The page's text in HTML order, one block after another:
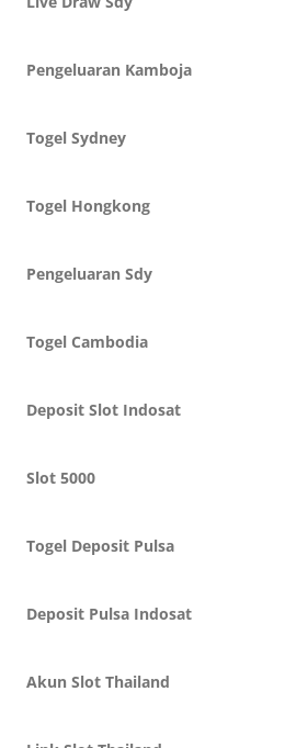
Pengeluaran Kamboja
Togel Sydney
Togel Hongkong
Pengeluaran Sdy
Togel Cambodia
Deposit Slot Indosat
Slot 5000
Togel Deposit Pulsa
Deposit Pulsa Indosat
Akun Slot Thailand